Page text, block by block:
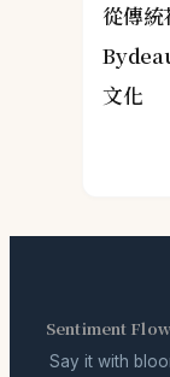
從傳統
文化
Sentiment
Say it with